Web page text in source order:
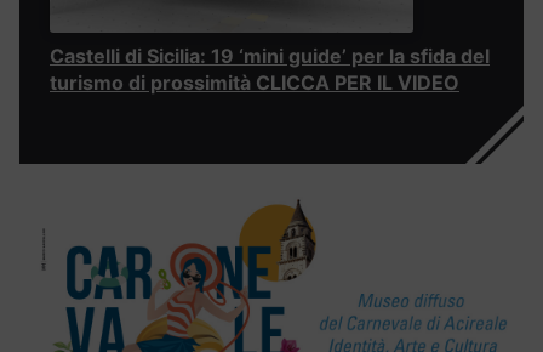
Castelli di Sicilia: 19 ‘mini guide’ per la sfida del
turismo di prossimità CLICCA PER IL VIDEO